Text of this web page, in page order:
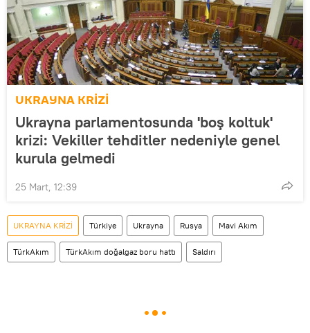
UKRAYNA KRİZİ
Ukrayna parlamentosunda 'boş koltuk'
krizi: Vekiller tehditler nedeniyle genel
kurula gelmedi
25 Mart, 12:39
UKRAYNA KRİZİ Türkiye Ukrayna Rusya Mavi Akım
TürkAkım TürkAkım doğalgaz boru hattı Saldırı